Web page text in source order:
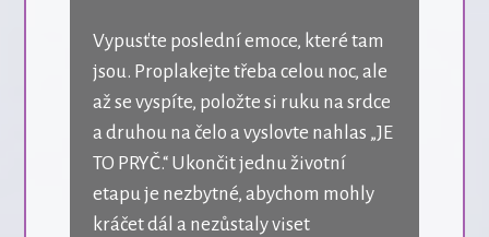
Vypusťte poslední emoce, které tam
jsou. Proplakejte třeba celou noc, ale
až se vyspíte, položte si ruku na srdce
a druhou na čelo a vyslovte nahlas „JE
TO PRYČ.“ Ukončit jednu životní
etapu je nezbytné, abychom mohly
kráčet dál a nezůstaly viset